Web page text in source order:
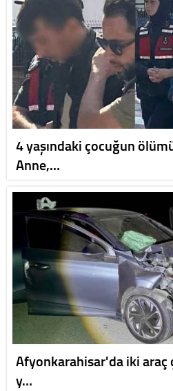
4 yaşındaki çocuğun
Anne,…
Afyonkarahisar'da iki araç
y…